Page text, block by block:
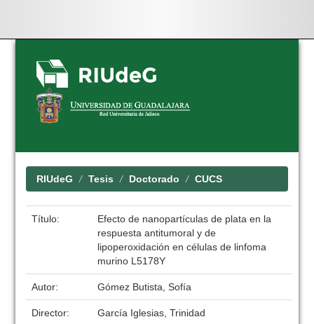
Skip
navigation
RIUdeG Tesis Doctorado CUCS
Título:
Efecto de nanopartículas de plata en la
respuesta antitumoral y de
lipoperoxidación en células de linfoma
murino L5178Y
Autor: Gómez Butista, Sofía
Director: García Iglesias, Trinidad